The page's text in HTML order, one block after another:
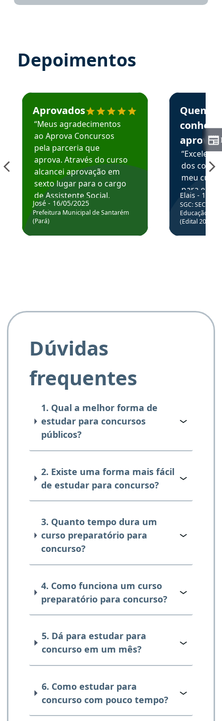
Depoimentos
Estudante José recomenda o Aprova Concursos em
Aprovados
“Meus agradecimentos
ao Aprova Concursos
pela parceria que
aprova. Através do curso
alcancei aprovação em
sexto lugar para o cargo
de Assistente Social.
Hoje estou atuando na
Prefeitura de Santarém.
José - 16/05/2025
Prefeitura Municipal de Santarém
(Pará)
Estudante
Quem
aprova
dos
meu
para
colocar
através
de
Elais - 15/
SGC: SEC BA
Educação
(Edital
Dúvidas
frequentes
1. Qual a melhor forma de
estudar para concursos
públicos?
2. Existe uma forma mais fácil
de estudar para concurso?
3. Quanto tempo dura um
curso preparatório para
concurso?
4. Como funciona um curso
preparatório para concurso?
5. Dá para estudar para
concurso em um mês?
6. Como estudar para
concurso com pouco tempo?